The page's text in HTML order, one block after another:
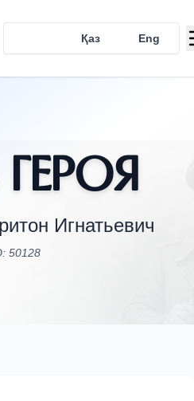
Қаз Eng
Игнатьевич
50128